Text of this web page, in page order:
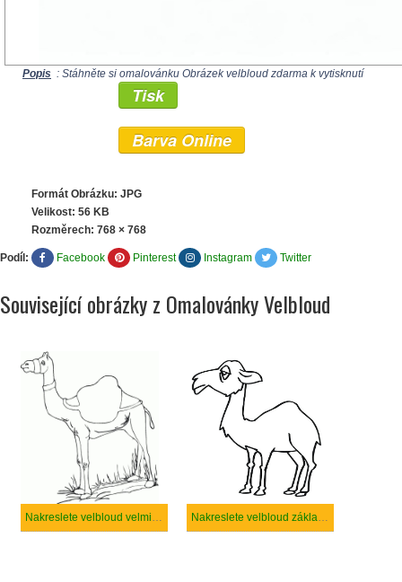
Popis : Stáhněte si omalovánku Obrázek velbloud zdarma k vytisknutí
Tisk
Barva Online
Formát Obrázku: JPG
Velikost: 56 KB
Rozměrech: 768 × 768
Podíl: Facebook Pinterest Instagram Twitter
Související obrázky z Omalovánky Velbloud
Nakreslete velbloud velmi snadno Nakreslete velbloud základní